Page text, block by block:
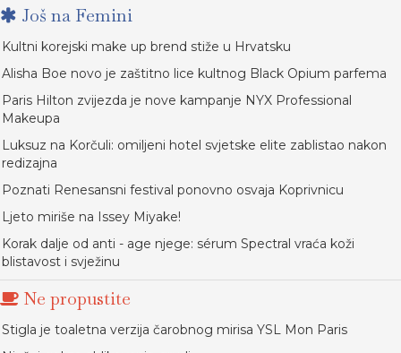
Još na Femini
Kultni korejski make up brend stiže u Hrvatsku
Alisha Boe novo je zaštitno lice kultnog Black Opium parfema
Paris Hilton zvijezda je nove kampanje NYX Professional
Makeupa
Luksuz na Korčuli: omiljeni hotel svjetske elite zablistao nakon
redizajna
Poznati Renesansni festival ponovno osvaja Koprivnicu
Ljeto miriše na Issey Miyake!
Korak dalje od anti - age njege: sérum Spectral vraća koži
blistavost i svježinu
Ne propustite
Stigla je toaletna verzija čarobnog mirisa YSL Mon Paris